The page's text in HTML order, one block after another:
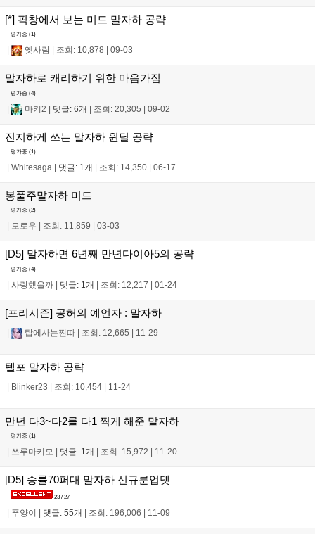
[*] 픽창에서 보는 미드 말자하 공략
평가중 (1)
옛사람 조회: 10,878 09-03
말자하로 캐리하기 위한 마음가짐
평가중 (4)
| 마키2 | 댓글: 6개 | 조회: 20,305 | 09-02
진지하게 쓰는 말자하 원딜 공략
평가중 (1)
Whitesaga 댓글: 1개 조회: 14,350 06-17
봉풀주말자하 미드
평가중 (2)
모로우 조회: 11,859 03-03
[D5] 말자하면 6년째 만년다이아5의 공략
평가중 (4)
| 사랑했을까 | 댓글: 1개 | 조회: 12,217 | 01-24
[프리시즌] 공허의 예언자 : 말자하
| 탑에사는찐따 | 조회: 12,665 | 11-29
텔포 말자하 공략
| Blinker23 | 조회: 10,454 | 11-24
만년 다3~다2를 다1 찍게 해준 말자하
평가중 (1)
쓰루마키모 댓글: 1개 조회: 15,972 11-20
[D5] 승률70퍼대 말자하 신규룬업뎃
23 / 27
푸양이 댓글: 55개 조회: 196,006 11-09